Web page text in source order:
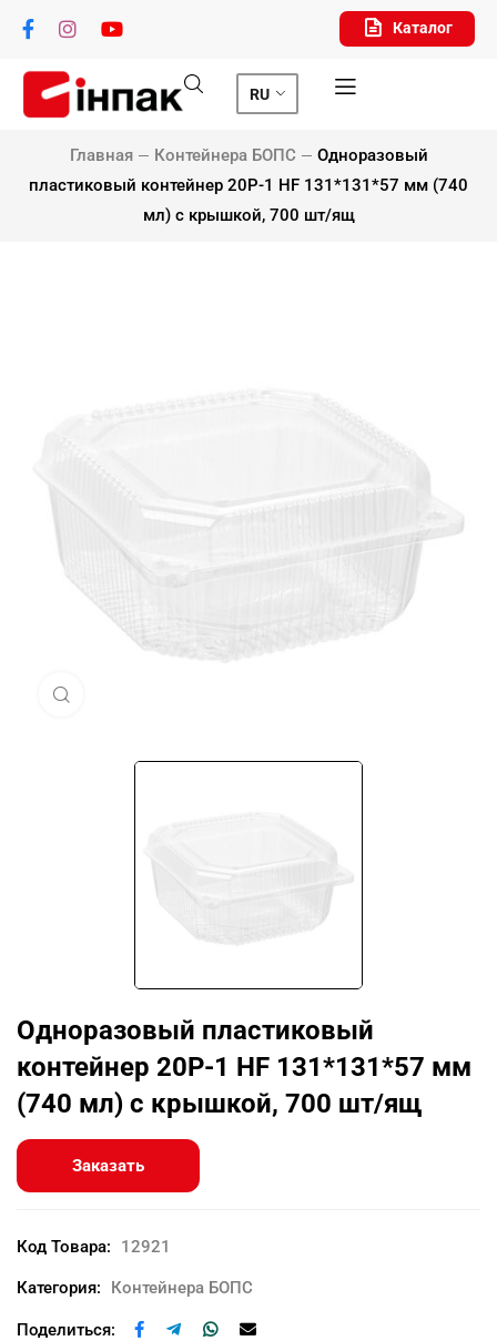
Каталог
RU
Главная Контейнера БОПС
Одноразовый
пластиковый контейнер 20P-1 HF 131*131*57 мм (740
мл) с крышкой, 700 шт/ящ
Одноразовый пластиковый
контейнер 20P-1 HF 131*131*57 мм
(740 мл) с крышкой, 700 шт/ящ
Заказать
Код Товара: 12921
Категория: Контейнера БОПС
Поделиться: